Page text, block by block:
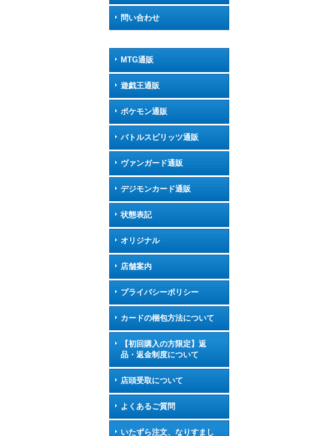
問い合わせ
MTG通販
遊戯王通販
ポケモン通販
バトルスピリッツ通販
ヴァンガード通販
デジモンカード通販
状態表記
オリジナル
店舗案内
プライバシーポリシー
カードの梱包方法について
【初回購入の方限定】返
品・返金制度について
店頭受取について
よくあるご質問
いたずら注文、なりすまし